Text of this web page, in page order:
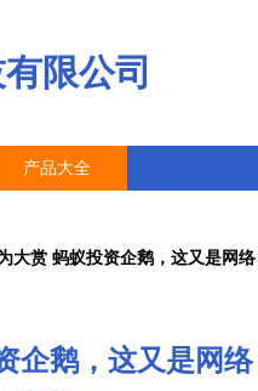
限公司
产品大全
大赏 蚂蚁投资企鹅，这又是网络
企鹅，这又是网络